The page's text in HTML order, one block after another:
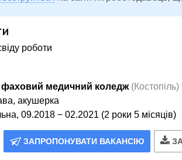
роботи
фаховий медичний коледж(Костопіль)
акушерка
09.2018 − 02.2021 (2 роки 5 місяців)
ЗАПРОПОНУВАТИ ВАКАНСІЮ